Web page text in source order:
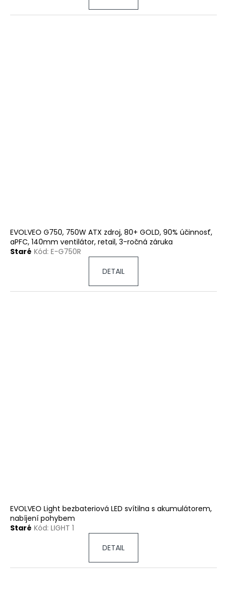
EVOLVEO G750, 750W ATX zdroj, 80+ GOLD, 90% účinnosť,
aPFC, 140mm ventilátor, retail, 3-ročná záruka
Staré Kód: E-G750R
DETAIL
EVOLVEO Light bezbateriová LED svítilna s akumulátorem,
nabíjení pohybem
Staré Kód: LIGHT 1
DETAIL